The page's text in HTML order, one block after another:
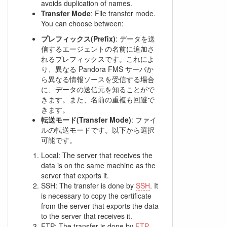
avoids duplication of names.
Transfer Mode: File transfer mode.
You can choose between:
プレフィックス(Prefix): データを送
信するエージェントの名前に追加さ
れるプレフィックスです。これによ
り、異なる Pandora FMS サーバか
ら異なる情報ソースを受信する場合
に、データの送信元を知ることがで
きます。また、名前の重複も回避で
きます。
転送モード(Transfer Mode): ファイ
ルの転送モードです。以下から選択
可能です。
Local: The server that receives the
data is on the same machine as the
server that exports it.
SSH: The transfer is done by SSH. It
is necessary to copy the certificate
from the server that exports the data
to the server that receives it.